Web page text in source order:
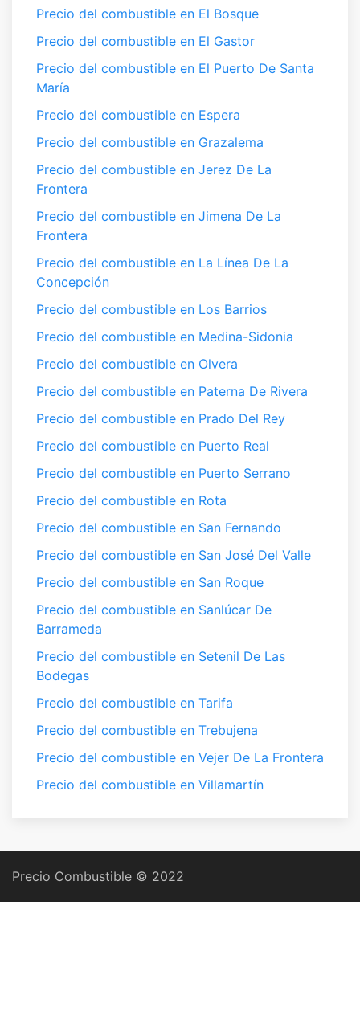
Precio del combustible en El Bosque
Precio del combustible en El Gastor
Precio del combustible en El Puerto De Santa
María
Precio del combustible en Espera
Precio del combustible en Grazalema
Precio del combustible en Jerez De La
Frontera
Precio del combustible en Jimena De La
Frontera
Precio del combustible en La Línea De La
Concepción
Precio del combustible en Los Barrios
Precio del combustible en Medina-Sidonia
Precio del combustible en Olvera
Precio del combustible en Paterna De Rivera
Precio del combustible en Prado Del Rey
Precio del combustible en Puerto Real
Precio del combustible en Puerto Serrano
Precio del combustible en Rota
Precio del combustible en San Fernando
Precio del combustible en San José Del Valle
Precio del combustible en San Roque
Precio del combustible en Sanlúcar De
Barrameda
Precio del combustible en Setenil De Las
Bodegas
Precio del combustible en Tarifa
Precio del combustible en Trebujena
Precio del combustible en Vejer De La Frontera
Precio del combustible en Villamartín
Precio Combustible © 2022